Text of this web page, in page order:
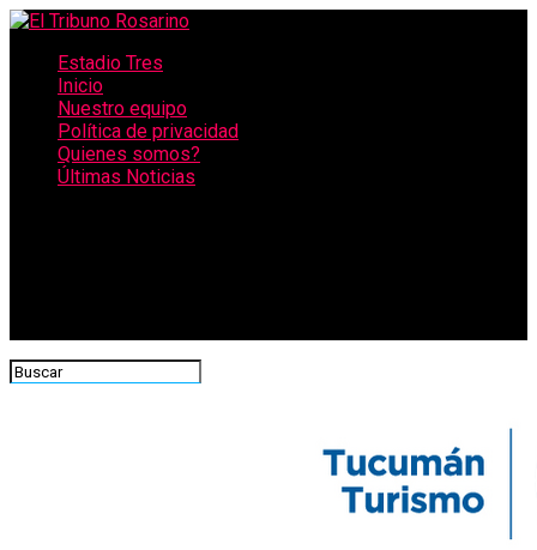
Estadio Tres
Inicio
Nuestro equipo
Política de privacidad
Quienes somos?
Últimas Noticias